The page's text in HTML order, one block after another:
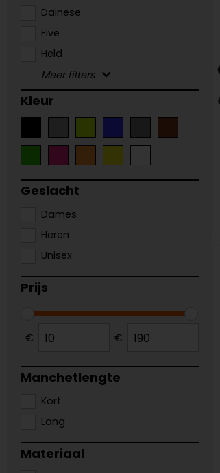
Dainese
Five
Held
Kleur
Geslacht
Dames
Heren
Unisex
Prijs
€ €
Manchetlengte
Kort
Lang
Materiaal